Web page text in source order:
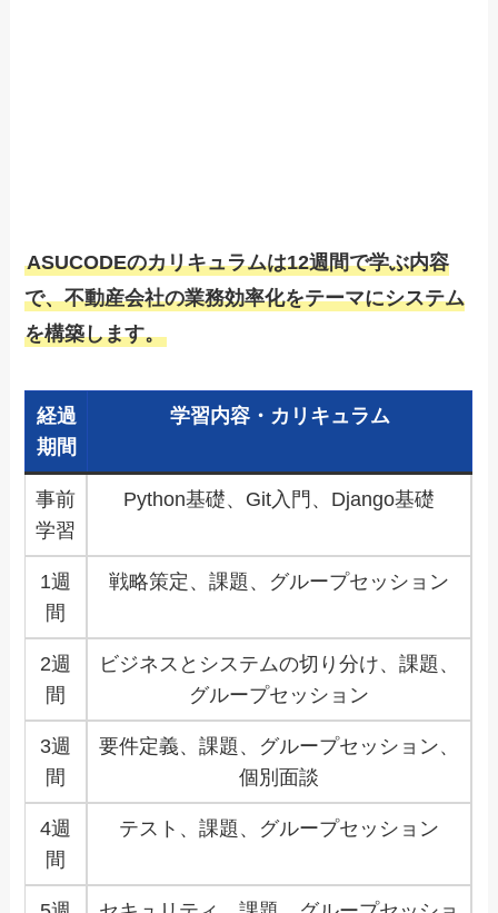
ASUCODEのカリキュラムは12週間で学ぶ内容
で、不動産会社の業務効率化をテーマにシステム
を構築します。
経過
期間
学習内容・カリキュラム
事前
学習
Python基礎、Git入門、Django基礎
1週
間
戦略策定、課題、グループセッション
2週
間
ビジネスとシステムの切り分け、課題、
グループセッション
3週
間
要件定義、課題、グループセッション、
個別面談
4週
間
テスト、課題、グループセッション